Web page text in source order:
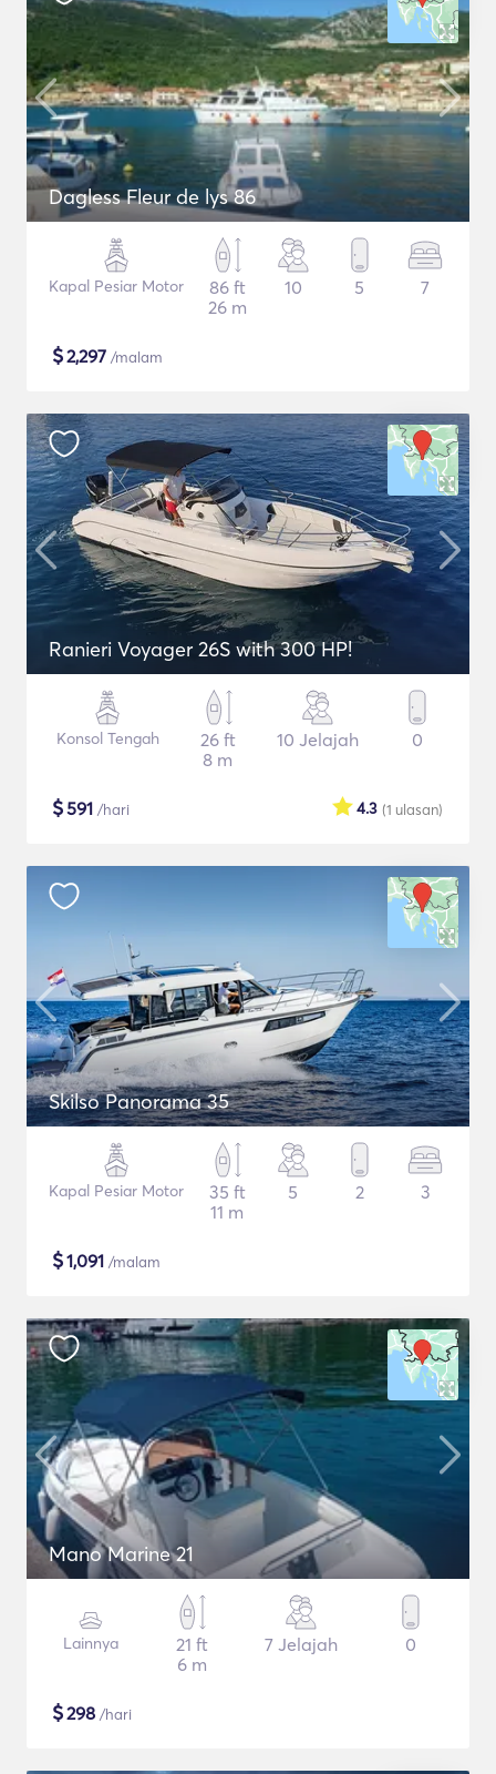
Dagless Fleur de lys 86
Kapal Pesiar Motor
86 ft
26 m
10 5 7
$2,297 /malam
Ranieri Voyager 26S with 300 HP!
Konsol Tengah
26 ft
8 m
10 Jelajah 0
$591 /hari (1 ulasan)
4.3
Skilso Panorama 35
Kapal Pesiar Motor
35 ft
11 m
5 2 3
$1,091 /malam
Mano Marine 21
Lainnya
21 ft
6 m
7 Jelajah 0
$298 /hari